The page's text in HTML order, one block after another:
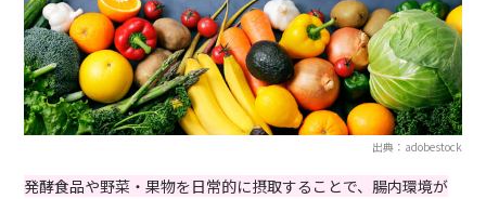
出典：adobestock
発酵食品や野菜・果物を日常的に摂取することで、腸内環境が